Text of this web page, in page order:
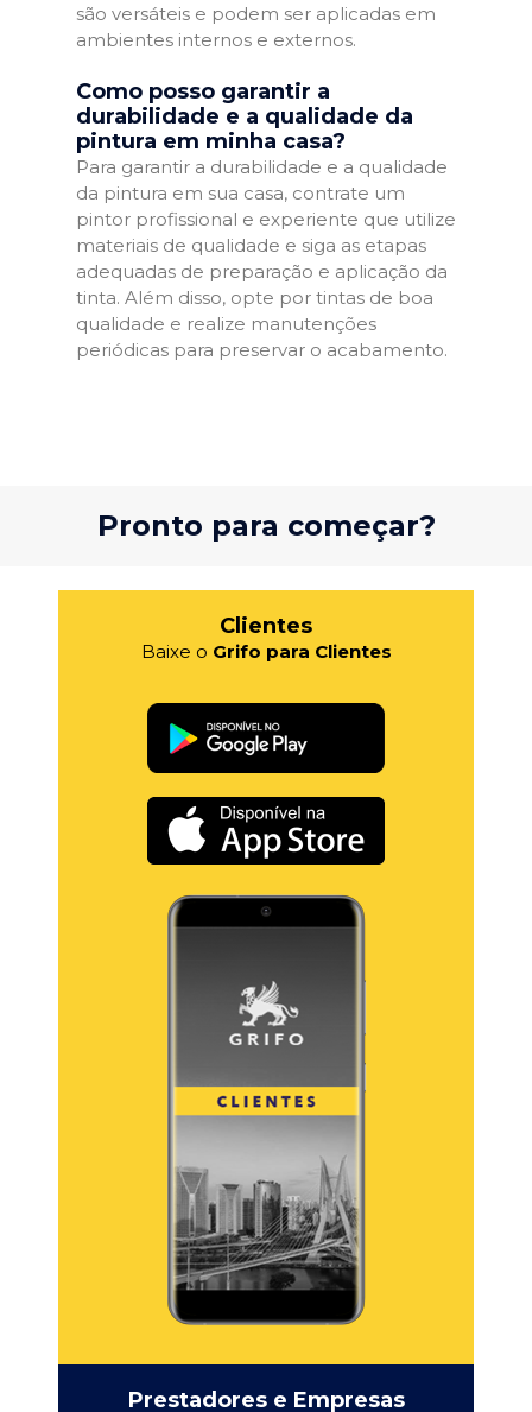
são versáteis e podem ser aplicadas em
ambientes internos e externos.
Como posso garantir a
durabilidade e a qualidade da
pintura em minha casa?
Para garantir a durabilidade e a qualidade
da pintura em sua casa, contrate um
pintor profissional e experiente que utilize
materiais de qualidade e siga as etapas
adequadas de preparação e aplicação da
tinta. Além disso, opte por tintas de boa
qualidade e realize manutenções
periódicas para preservar o acabamento.
Pronto para começar?
Clientes
Baixe o Grifo para Clientes
Prestadores e Empresas